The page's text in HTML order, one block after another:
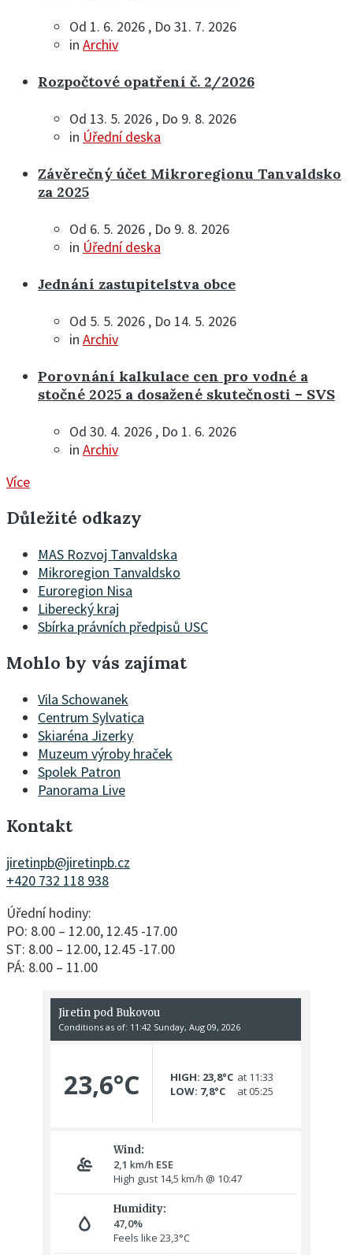
Od 1. 6. 2026 , Do 31. 7. 2026
in Archiv
Rozpočtové opatření č. 2/2026
Od 13. 5. 2026 , Do 9. 8. 2026
in Úřední deska
Závěrečný účet Mikroregionu Tanvaldsko
za 2025
Od 6. 5. 2026 , Do 9. 8. 2026
in Úřední deska
Jednání zastupitelstva obce
Od 5. 5. 2026 , Do 14. 5. 2026
in Archiv
Porovnání kalkulace cen pro vodné a
stočné 2025 a dosažené skutečnosti – SVS
Od 30. 4. 2026 , Do 1. 6. 2026
in Archiv
Více
Důležité odkazy
MAS Rozvoj Tanvaldska
Mikroregion Tanvaldsko
Euroregion Nisa
Liberecký kraj
Sbírka právních předpisů USC
Mohlo by vás zajímat
Vila Schowanek
Centrum Sylvatica
Skiaréna Jizerky
Muzeum výroby hraček
Spolek Patron
Panorama Live
Kontakt
jiretinpb@jiretinpb.cz
+420 732 118 938
Úřední hodiny:
PO: 8.00 – 12.00, 12.45 -17.00
ST: 8.00 – 12.00, 12.45 -17.00
PÁ: 8.00 – 11.00